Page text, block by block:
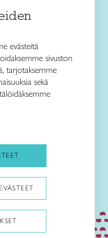
lehti:
evästeitä
sivuston
tarjotaksemme
sekä